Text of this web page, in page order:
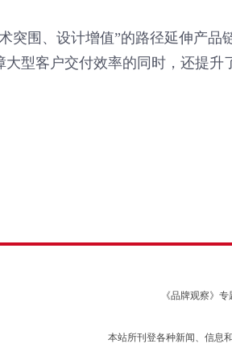
突围、设计增值”的路径延伸产
型客户交付效率的同时，还提升
《品牌观察》
本站所刊登各种新闻、信息